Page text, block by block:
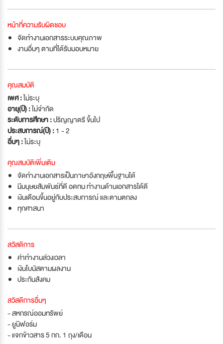
หน้าที่ความรับผิดชอบ
จัดทำงานเอกสารระบบคุณภาพ
งานอื่นๆ ตามที่ได้รับมอบหมาย
คุณสมบัติ
เพศ :ไม่ระบุ
อายุ(ปี) :ไม่จำกัด
ระดับการศึกษา :ปริญญาตรี ขึ้นไป
ประสบการณ์(ปี) :1 - 2
อื่นๆ :ไม่ระบุ
คุณสมบัติเพิ่มเติม
จัดทำงานเอกสารเป็นภาษาอังกฤษพื้นฐานได้
มีมนุษยสัมพันธ์ที่ดี อดทน ทำงานด้านเอกสารได้ดี
เงินเดือนขึ้นอยู่กับประสบการณ์ และตามตกลง
ทุกศาสนา
สวัสดิการ
ค่าทำงานล่วงเวลา
เงินโบนัสตามผลงาน
ประกันสังคม
สวัสดิการอื่นๆ
- สหกรณ์ออมทรัพย์
- ยูนิฟอร์ม
- แจกข้าวสาร 5 กก. 1 ถุง/เดือน